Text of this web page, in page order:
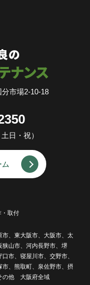
市場2-10-18
日・祝）
・取付
、東大阪市、大阪市、太
山市、河内長野市、堺
市、寝屋川市、交野市、
、熊取町、泉佐野市、摂
の他 大阪府全域